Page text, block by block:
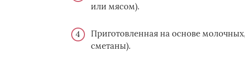
или мясом).
Приготовленная на основе
сметаны).